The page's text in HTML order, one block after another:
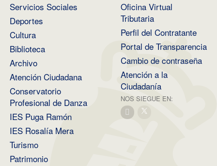
Servicios Sociales
Deportes
Cultura
Biblioteca
Archivo
Atención Ciudadana
Conservatorio
Profesional de Danza
IES Puga Ramón
IES Rosalía Mera
Turismo
Patrimonio
Oficina Virtual
Tributaria
Perfil del Contratante
Portal de Transparencia
Cambio de contraseña
Atención a la
Ciudadanía
NOS SIEGUE EN: